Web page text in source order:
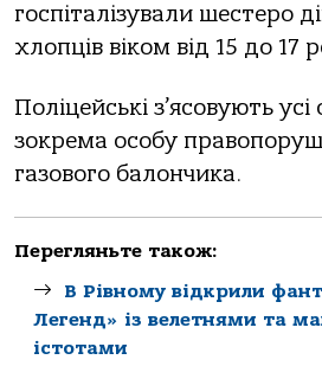
госпіталізували шестеро
хлопців віком від 15 до 17
Поліцейські з’ясовують
зокрема особу
газового балончика.
Перегляньте також:
В Рівному відкрили
Легенд» із велетнями та
істотами